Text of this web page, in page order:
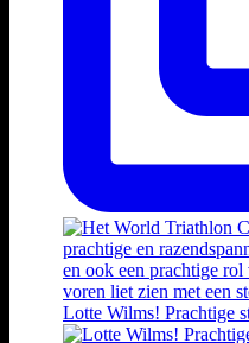
Lotte Wilms! Prachtige